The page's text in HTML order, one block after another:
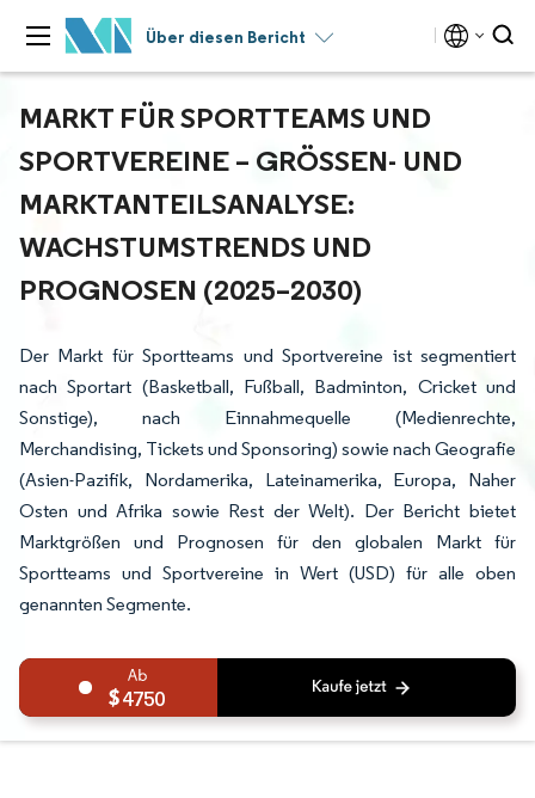
Über diesen Bericht
MARKT FÜR SPORTTEAMS UND
SPORTVEREINE – GRÖSSEN- UND M
ARKTANTEILSANALYSE: W
ACHSTUMSTRENDS UND P
ROGNOSEN (2025–2030)
Der Markt für Sportteams und Sportvereine ist segmentiert
nach Sportart (Basketball, Fußball, Badminton, Cricket und
Sonstige), nach Einnahmequelle (Medienrechte,
Merchandising, Tickets und Sponsoring) sowie nach Geografie
(Asien-Pazifik, Nordamerika, Lateinamerika, Europa, Naher
Osten und Afrika sowie Rest der Welt). Der Bericht bietet
Marktgrößen und Prognosen für den globalen Markt für
Sportteams und Sportvereine in Wert (USD) für alle oben
genannten Segmente.
4750